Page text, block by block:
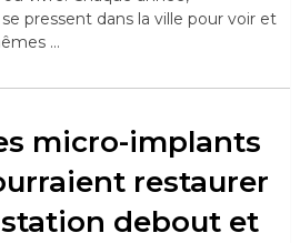
pressent dans la ville pour voir et
…
micro-implants
restaurer
debout et